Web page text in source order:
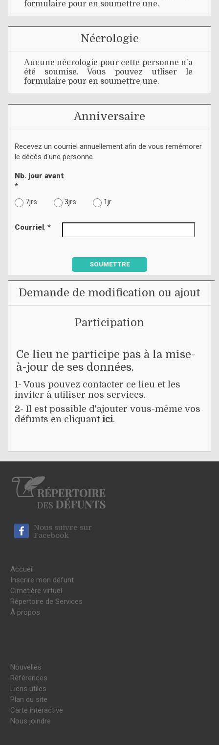
formulaire pour en soumettre une.
Nécrologie
Aucune nécrologie pour cette personne n'a
été soumise. Vous pouvez utliser le
formulaire pour en soumettre une.
Anniversaire
Recevez un courriel annuellement afin de vous remémorer
le décès d'une personne.
Nb. jour avant
*
7jrs
3jrs 1jr
Courriel : *
SOUMETTRE
Demande de modification ou ajout
Participation
Ce lieu ne participe pas à la mise-
à-jour de ses données.
1- Vous pouvez contacter ce lieu et les
inviter à utiliser nos services.
2- Il est possible d'ajouter vous-même vos
défunts en cliquant ici.
Nous suivre sur
Facebook
Accueil
Inscrire mon défunt
Cimetière virtuel
Répertoire de Services
À propos
Nouvelles
Références
Liens utiles
Plan du site
Carte interactive
Nous joindre